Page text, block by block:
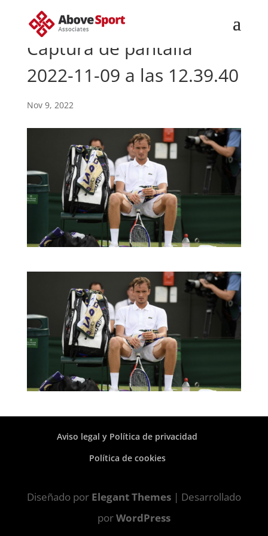
Captura de pantalla
2022-11-09 a las 12.39.40
Nov 9, 2022
Aviso legal y Política de privacidad
Política de cookies
Diseñado por Elegant Themes| Desarrollado
porWordPress